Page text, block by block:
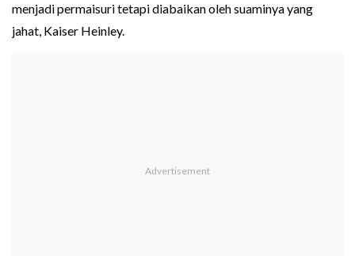
menjadi permaisuri tetapi diabaikan oleh suaminya yang
jahat, Kaiser Heinley.